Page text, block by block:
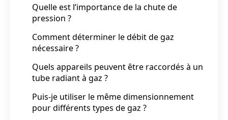
Quelle est l’importance de la chute de
pression ?
Comment déterminer le débit de gaz
nécessaire ?
Quels appareils peuvent être raccordés à un
tube radiant à gaz ?
Puis-je utiliser le même dimensionnement
pour différents types de gaz ?